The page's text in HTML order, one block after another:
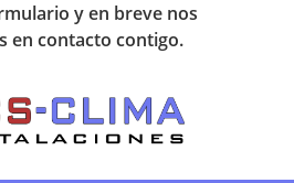
y en breve nos
en contacto contigo.